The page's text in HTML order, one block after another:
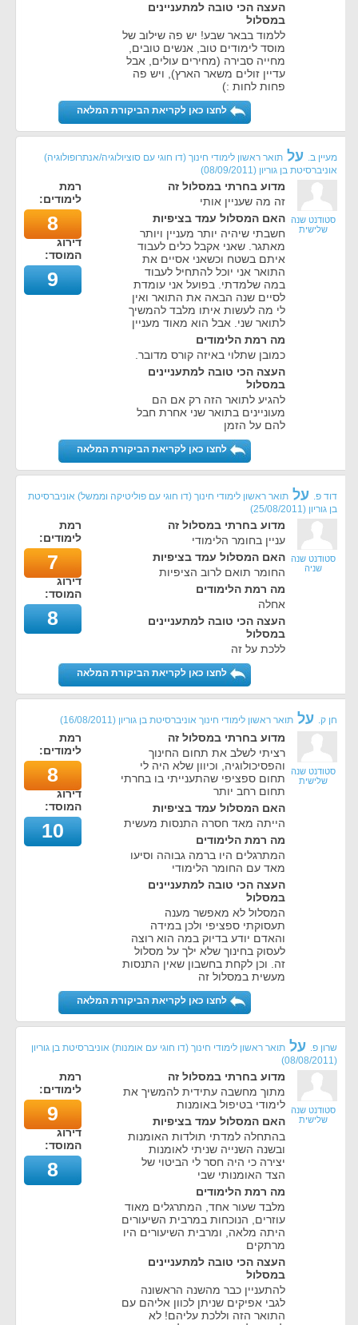
העצה הכי טובה למתעניינים
במסלול
ללמוד בבאר שבע! יש פה שילוב של
מוסד לימודים טוב, אנשים טובים,
מחייה סבירה (מחירים עולים, אבל
עדיין זולים משאר הארץ), ויש פה
פחות לחות :)
לחצו כאן לקריאת הביקורת המלאה
מעיין ב. על תואר ראשון לימודי חינוך (דו חוגי עם סוציולוגיה/אנתרופולוגיה)
אוניברסיטת בן גוריון (
08/09/2011
)
סטודנט שנה
שלישית
מדוע בחרתי במסלול זה
זה מה שעניין אותי
האם המסלול עמד בציפיות
חשבתי שיהיה יותר מעניין ויותר
מאתגר. שאני אקבל כלים לעבוד
איתם בשטח וכשאני אסיים את
התואר אני יוכל להתחיל לעבוד
במה שלמדתי. בפועל אני עומדת
לסיים שנה הבאה את התואר ואין
לי מה לעשות איתו מלבד להמשיך
לתואר שני. אבל הוא מאוד מעניין
מה רמת הלימודים
כמובן שתלוי באיזה קורס מדובר.
העצה הכי טובה למתעניינים
במסלול
להגיע לתואר הזה רק אם הם
מעוניינים בתואר שני אחרת חבל
להם על הזמן
רמת
לימודים:
8
דירוג
המוסד:
9
לחצו כאן לקריאת הביקורת המלאה
דוד פ. על תואר ראשון לימודי חינוך (דו חוגי עם פוליטיקה וממשל) אוניברסיטת
בן גוריון (
25/08/2011
)
סטודנט שנה
שניה
מדוע בחרתי במסלול זה
עניין בחומר הלימודי
האם המסלול עמד בציפיות
החומר תואם לרוב הציפיות
מה רמת הלימודים
אחלה
העצה הכי טובה למתעניינים
במסלול
ללכת על זה
רמת
לימודים:
7
דירוג
המוסד:
8
לחצו כאן לקריאת הביקורת המלאה
חן ק. על תואר ראשון לימודי חינוך אוניברסיטת בן גוריון (
16/08/2011
)
סטודנט שנה
שלישית
מדוע בחרתי במסלול זה
רציתי לשלב את תחום החינוך
והפסיכולוגיה, וכיוון שלא היה לי
תחום ספציפי שהתענייתי בו בחרתי
תחום רחב יותר
האם המסלול עמד בציפיות
הייתה מאד חסרה התנסות מעשית
מה רמת הלימודים
המתרגלים היו ברמה גבוהה וסיעו
מאד עם החומר הלימודי
העצה הכי טובה למתעניינים
במסלול
המסלול לא מאפשר מענה
תעסוקתי ספציפי ולכן במידה
והאדם יודע בדיוק במה הוא רוצה
לעסוק בחינוך שלא ילך על מסלול
זה. וכן לקחת בחשבון שאין התנסות
מעשית במסלול זה
רמת
לימודים:
8
דירוג
המוסד:
10
לחצו כאן לקריאת הביקורת המלאה
שרון פ. על תואר ראשון לימודי חינוך (דו חוגי עם אומנות) אוניברסיטת בן גוריון
(
08/08/2011
)
סטודנט שנה
שלישית
מדוע בחרתי במסלול זה
מתוך מחשבה עתידית להמשיך את
לימודי בטיפול באומנות
האם המסלול עמד בציפיות
בהתחלה למדתי תולדות האומנות
ובשנה השנייה שניתי לאומנות
יצירה כי היה חסר לי הביטוי של
הצד האומנותי שבי
מה רמת הלימודים
מלבד שעור אחד, המתרגלים מאוד
עוזרים, הנוכחות במרבית השיעורים
היתה מלאה, ומרבית השיעורים היו
מרתקים
העצה הכי טובה למתעניינים
במסלול
להתעניין כבר מהשנה הראשונה
לגבי אפיקים שניתן לכוון אליהם עם
התואר הזה וללכת עליהם! לא
רמת
לימודים:
9
דירוג
המוסד:
8